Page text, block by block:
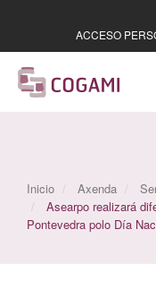
ACCESO
Inicio Axenda
Asearpo realizará
Pontevedra polo Día